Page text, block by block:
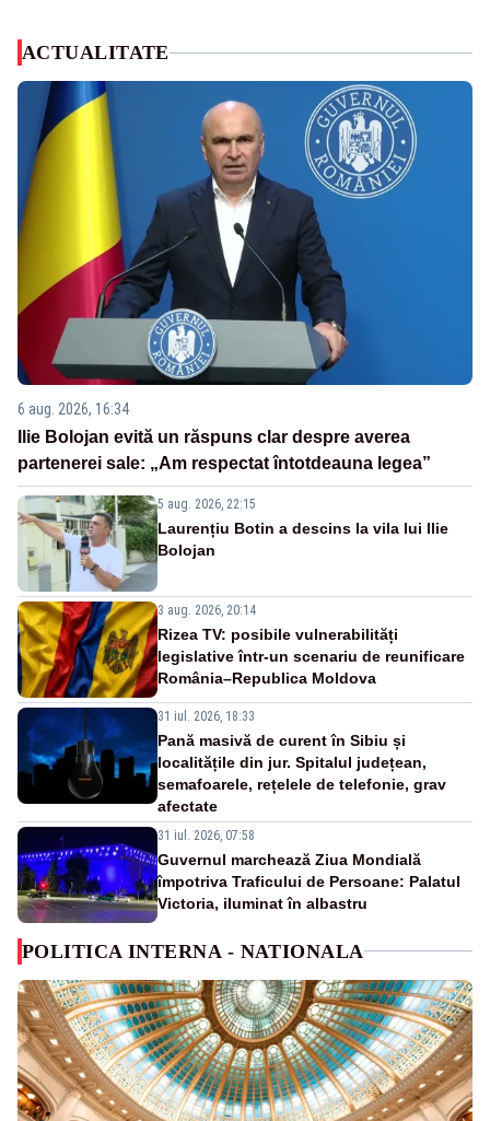
ACTUALITATE
6 aug. 2026, 16:34
Ilie Bolojan evită un răspuns clar despre averea
partenerei sale: „Am respectat întotdeauna legea”
5 aug. 2026, 22:15
Laurențiu Botin a descins la vila lui Ilie
Bolojan
3 aug. 2026, 20:14
Rizea TV: posibile vulnerabilități
legislative într-un scenariu de reunificare
România–Republica Moldova
31 iul. 2026, 18:33
Pană masivă de curent în Sibiu și
localitățile din jur. Spitalul județean,
semafoarele, rețelele de telefonie, grav
afectate
31 iul. 2026, 07:58
Guvernul marchează Ziua Mondială
împotriva Traficului de Persoane: Palatul
Victoria, iluminat în albastru
POLITICA INTERNA - NATIONALA